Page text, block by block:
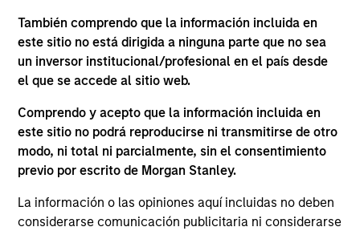
También comprendo que la información incluida en
este sitio no está dirigida a ninguna parte que no sea
un inversor institucional/profesional en el país desde
el que se accede al sitio web.
Comprendo y acepto que la información incluida en
este sitio no podrá reproducirse ni transmitirse de otro
modo, ni total ni parcialmente, sin el consentimiento
previo por escrito de Morgan Stanley.
La información o las opiniones aquí incluidas no deben
considerarse comunicación publicitaria ni considerarse
May not represent all Team Members.
The information on this page is for informational
purposes only. The information contained herein does
not constitute and should not be construed as an
offering of advisory services or an offer to sell or a
solicitation of an offer to buy any securities in any
jurisdiction in which such offer or solicitation,
purchase or sale would be unlawful under the
securities, insurance or other laws of such jurisdiction.